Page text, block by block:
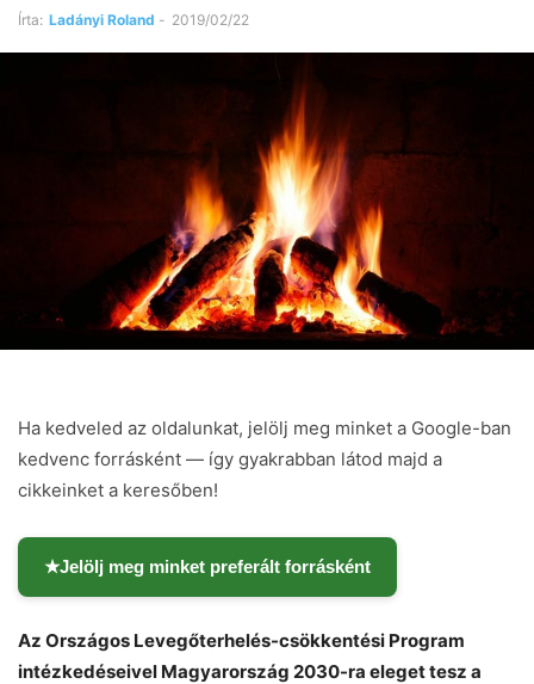
Írta: Ladányi Roland - 2019/02/22
Ha kedveled az oldalunkat, jelölj meg minket a Google-ban
kedvenc forrásként — így gyakrabban látod majd a
cikkeinket a keresőben!
★Jelölj meg minket preferált forrásként
Az Országos Levegőterhelés-csökkentési Program
intézkedéseivel Magyarország 2030-ra eleget tesz a